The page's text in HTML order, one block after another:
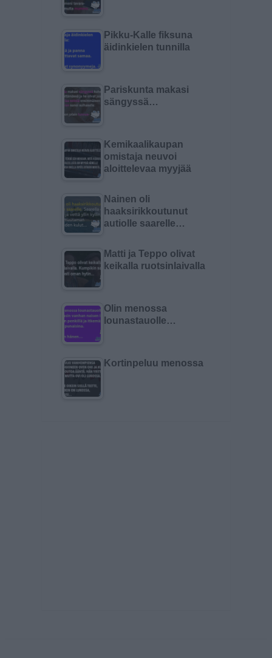
Pikku-Kalle fiksuna
äidinkielen tunnilla
Pariskunta makasi
sängyssä…
Kemikaalikaupan
omistaja neuvoi
aloittelevaa myyjää
Nainen oli
haaksirikkoutunut
autiolle saarelle…
Matti ja Teppo olivat
keikalla ruotsinlaivalla
Olin menossa
lounastauolle…
Kortinpeluu menossa